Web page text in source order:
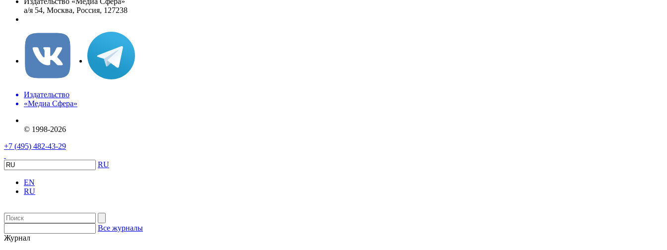
а/я 54, Москва, Россия, 127238
Издательство
«Медиа Сфера»
© 1998-2026
+7 (495) 482-43-29
RU
EN
RU
Все журналы
Журнал